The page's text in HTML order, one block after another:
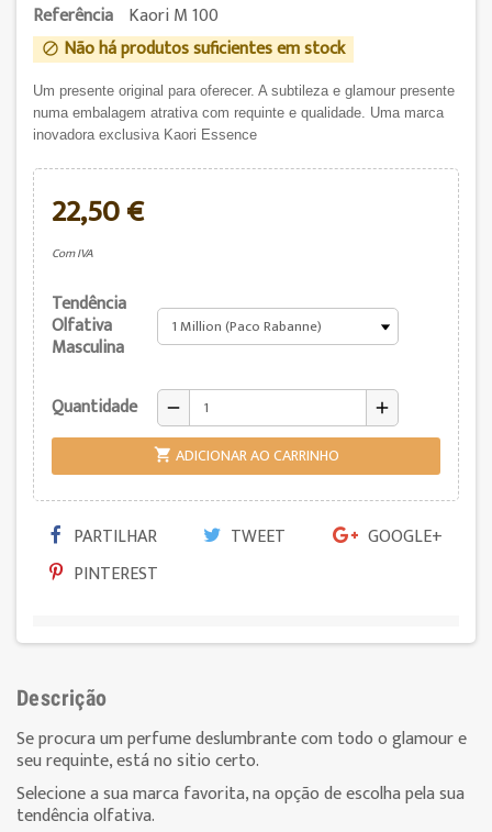
Referência Kaori M 100
 Não há produtos suficientes em stock
Um presente original para oferecer. A subtileza e glamour presente
numa embalagem atrativa com requinte e qualidade. Uma marca
inovadora exclusiva Kaori Essence
22,50 €
Com IVA
Tendência
Olfativa
Masculina
Quantidade
remove add
 ADICIONAR AO CARRINHO
PARTILHAR TWEET
GOOGLE+
PINTEREST
Descrição
Se procura um perfume deslumbrante com todo o glamour e
seu requinte, está no sitio certo.
Selecione a sua marca favorita, na opção de escolha pela sua
tendência olfativa.